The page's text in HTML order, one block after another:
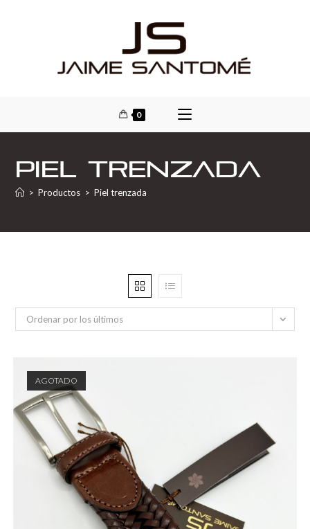
0
Piel trenzada
> Productos > Piel trenzada
Ordenar por los últimos
AGOTADO